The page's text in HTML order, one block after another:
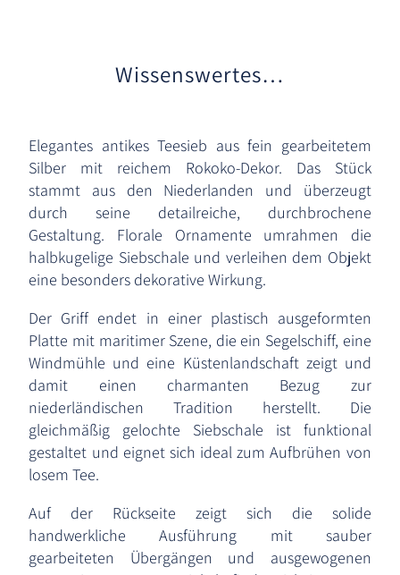
Wissenswertes…
Elegantes antikes Teesieb aus fein gearbeitetem
Silber mit reichem Rokoko-Dekor. Das Stück
stammt aus den Niederlanden und überzeugt
durch seine detailreiche, durchbrochene
Gestaltung. Florale Ornamente umrahmen die
halbkugelige Siebschale und verleihen dem Objekt
eine besonders dekorative Wirkung.
Der Griff endet in einer plastisch ausgeformten
Platte mit maritimer Szene, die ein Segelschiff, eine
Windmühle und eine Küstenlandschaft zeigt und
damit einen charmanten Bezug zur
niederländischen Tradition herstellt. Die
gleichmäßig gelochte Siebschale ist funktional
gestaltet und eignet sich ideal zum Aufbrühen von
losem Tee.
Auf der Rückseite zeigt sich die solide
handwerkliche Ausführung mit sauber
gearbeiteten Übergängen und ausgewogenen